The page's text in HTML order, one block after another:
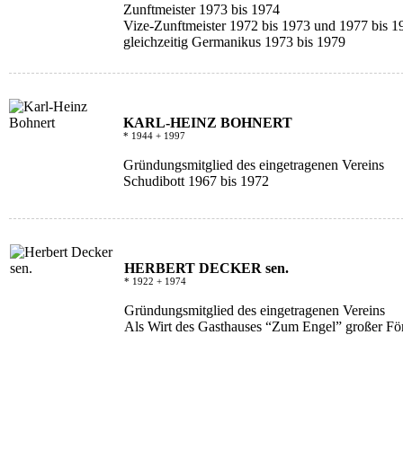
Zunftmeister 1973 bis 1974
Vize-Zunftmeister 1972 bis 1973 und 1977 bis
gleichzeitig Germanikus 1973 bis 1979
KARL-HEINZ BOHNERT
* 1944 + 1997
Gründungsmitglied des eingetragenen Vereins
Schudibott 1967 bis 1972
HERBERT DECKER sen.
* 1922 + 1974
Gründungsmitglied des eingetragenen Vereins
Als Wirt des Gasthauses “Zum Engel” großer